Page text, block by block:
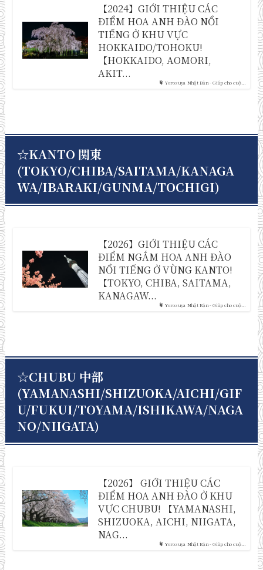
Yorozuya Nhật Bản - Giúp cho cuộ...
【2024】GIỚI THIỆU CÁC
ĐIỂM HOA ANH ĐÀO NỔI
TIẾNG Ở KHU VỰC
HOKKAIDO/TOHOKU!
【HOKKAIDO, AOMORI,
AKIT...
☆KANTO 関東
(TOKYO/CHIBA/SAITAMA/KANAGA
WA/IBARAKI/GUNMA/TOCHIGI)
Yorozuya Nhật Bản - Giúp cho cuộ...
【2026】GIỚI THIỆU CÁC
ĐIỂM NGẮM HOA ANH ĐÀO
NỔI TIẾNG Ở VÙNG KANTO!
【TOKYO, CHIBA, SAITAMA,
KANAGAW...
☆CHUBU 中部
(YAMANASHI/SHIZUOKA/AICHI/GIF
U/FUKUI/TOYAMA/ISHIKAWA/NAGA
NO/NIIGATA)
Yorozuya Nhật Bản - Giúp cho cuộ...
【2026】 GIỚI THIỆU CÁC
ĐIỂM HOA ANH ĐÀO Ở KHU
VỰC CHUBU! 【YAMANASHI,
SHIZUOKA, AICHI, NIIGATA,
NAG...